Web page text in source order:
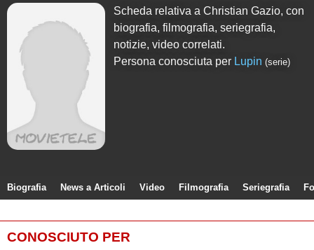
Scheda relativa a Christian Gazio, con
biografia, filmografia, seriegrafia,
notizie, video correlati.
Persona conosciuta per Lupin (serie)
Biografia News a Articoli Video Filmografia Seriegrafia
CONOSCIUTO PER